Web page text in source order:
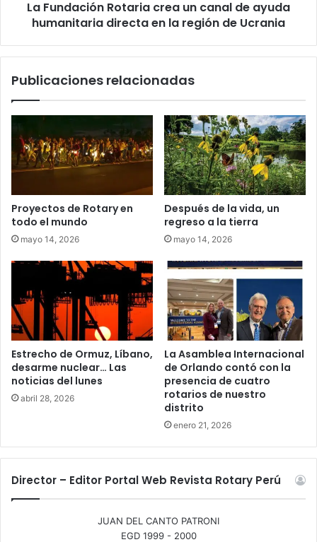
La Fundación Rotaria crea un canal de ayuda
humanitaria directa en la región de Ucrania
Publicaciones relacionadas
Proyectos de Rotary en
todo el mundo
mayo 14, 2026
Después de la vida, un
regreso a la tierra
mayo 14, 2026
Estrecho de Ormuz, Líbano,
desarme nuclear… Las
noticias del lunes
abril 28, 2026
La Asamblea Internacional
de Orlando contó con la
presencia de cuatro
rotarios de nuestro
distrito
enero 21, 2026
Director – Editor Portal Web Revista Rotary Perú
JUAN DEL CANTO PATRONI
EGD 1999 - 2000